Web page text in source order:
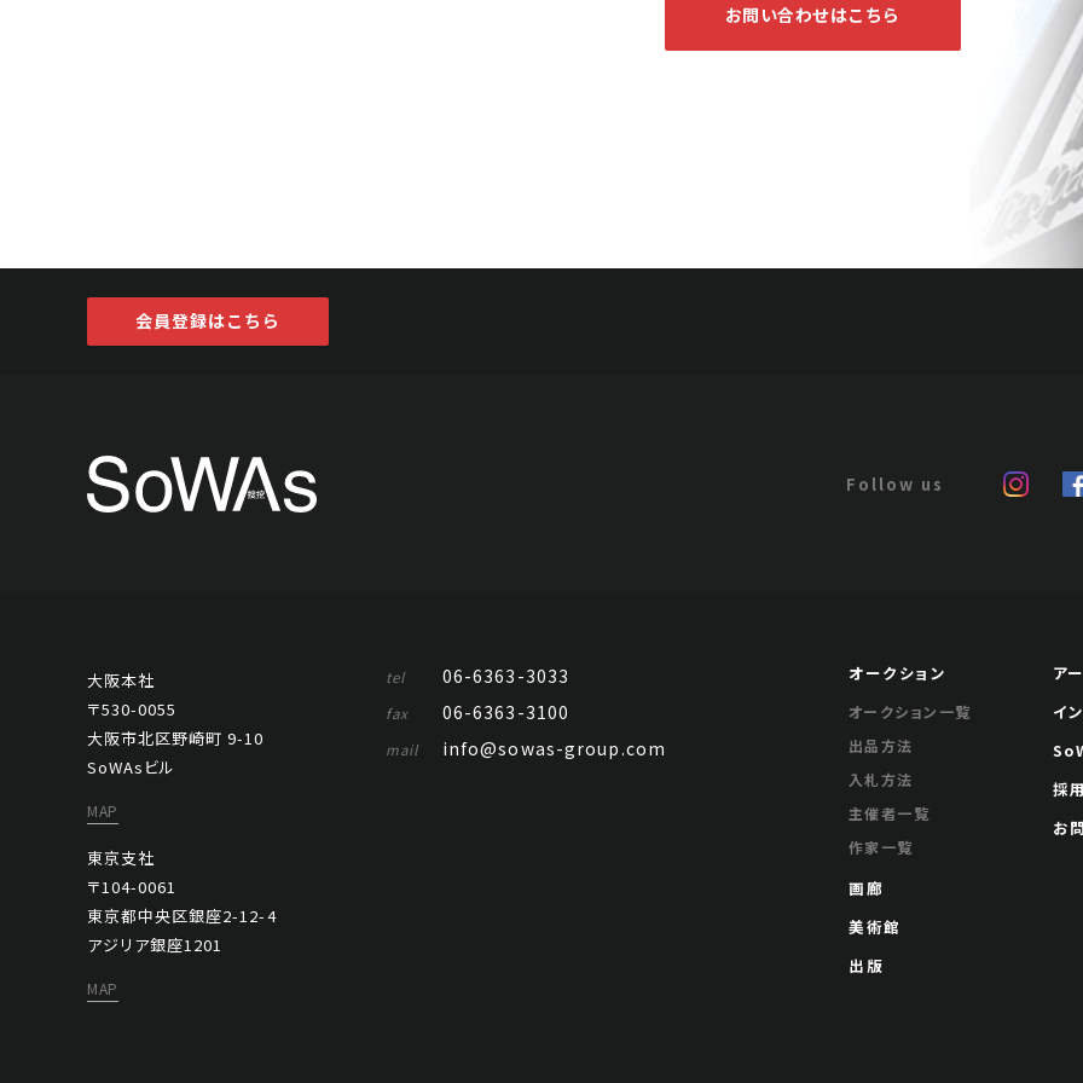
お問い合わせはこちら
会員登録はこちら
大阪本社
〒530-0055
大阪市北区野崎町 9-10
SoWAsビル
MAP
東京支社
〒104-0061
東京都中央区銀座2-12-4
アジリア銀座1201
MAP
tel 06-6363-3033
fax 06-6363-3100
mail info@sowas-group.com
オークション
オークション一覧
出品方法
入札方法
主催者一覧
作家一覧
画廊
美術館
出版
ア
イ
採
お